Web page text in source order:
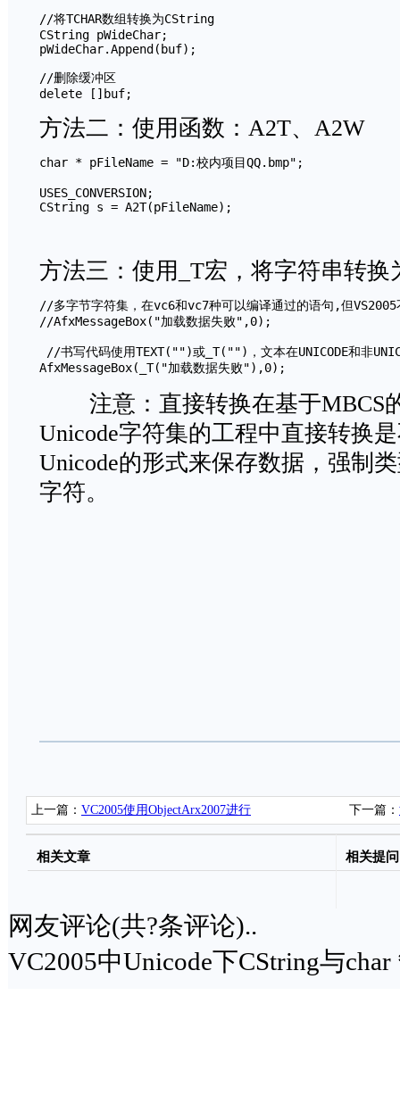
//将TCHAR数组转换为CString
CString pWideChar;
pWideChar.Append(buf);
//删除缓冲区
方法二：使用函数：A2T、
char * pFileName = "D:校内项目QQ.bmp";
USES_CONVERSION;
CString s = A2T(pFileName);
方法三：使用_T宏，将字符串
//多字节字符集，在vc6和vc7种可以编译通过的语句,但
//AfxMessageBox("加载数据失败",0);
//书写代码使用TEXT("")或_T("")，文本在UNICODE和非
AfxMessageBox(_T("加载数据失败"),0);
注意：直接转换在基于MBCS
Unicode字符集的工程中直接转换
Unicode的形式来保存数据，强制
字符。
上一篇： VC2005使用ObjectArx2007进行
AutoCAD2007的二次开发
下一篇：
相关文章 相关提问
网友评论(共?条评论)..
VC2005中Unicode下CString与